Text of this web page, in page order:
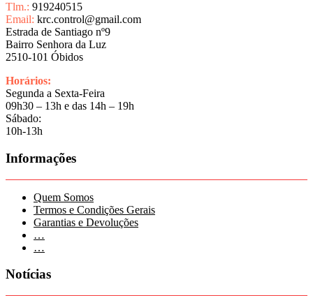
Tlm.: 919240515
Email: krc.control@gmail.com
Estrada de Santiago nº9
Bairro Senhora da Luz
2510-101 Óbidos
Horários:
Segunda a Sexta-Feira
09h30 – 13h e das 14h – 19h
Sábado:
10h-13h
Informações
Quem Somos
Termos e Condições Gerais
Garantias e Devoluções
…
…
Notícias